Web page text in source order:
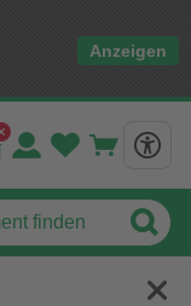
Anzeigen